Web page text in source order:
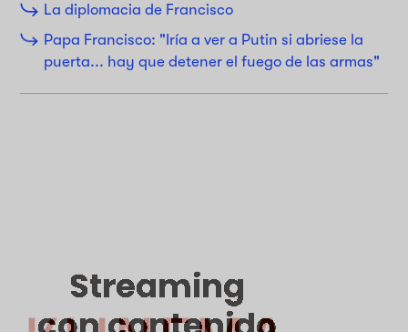
La diplomacia de Francisco
Papa Francisco: "Iría a ver a Putin si abriese la
puerta... hay que detener el fuego de las armas"